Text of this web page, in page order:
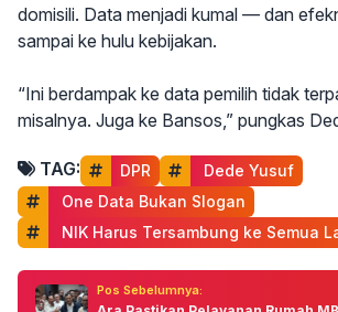
domisili. Data menjadi kumal — dan
sampai ke hulu kebijakan.
“Ini berdampak ke data pemilih tidak
misalnya. Juga ke Bansos,” pungkas
TAG: DPR
Dede Yusuf
One Data Bukan Slogan
NIK Harus Tersambung ke Semua
Pos Sebelumnya: